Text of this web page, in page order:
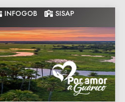
INFOGOB SISAP
Gobernacion
de Guarico
Gobernacion de Guarico